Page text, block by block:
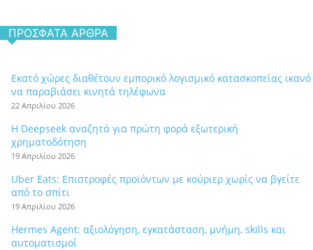
ΠΡΌΣΦΑΤΑ ΆΡΘΡΑ
Εκατό χώρες διαθέτουν εμπορικό λογισμικό κατασκοπείας ικανό
να παραβιάσει κινητά τηλέφωνα
22 Απριλίου 2026
Η Deepseek αναζητά για πρώτη φορά εξωτερική
χρηματοδότηση
19 Απριλίου 2026
Uber Eats: Επιστροφές προϊόντων με κούριερ χωρίς να βγείτε
από το σπίτι
19 Απριλίου 2026
Hermes Agent: αξιολόγηση, εγκατάσταση, μνήμη, skills και
αυτοματισμοί